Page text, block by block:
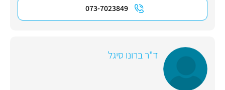
073-7023849
ד"ר ברונו סיגל